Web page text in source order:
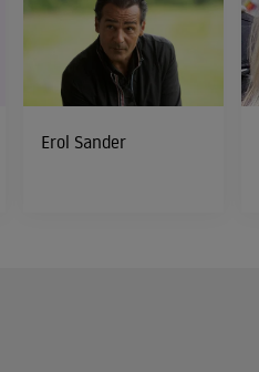
Erol Sander